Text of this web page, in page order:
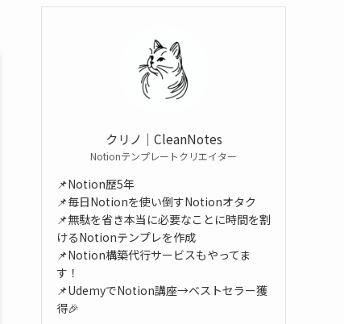
クリノ｜CleanNotes
Notionテンプレートクリエイター
📌Notion歴5年
📌毎日Notionを使い倒すNotionオタク
📌無駄を省き本当に必要なことに時間を割
けるNotionテンプレを作成
📌Notion構築代行サービスもやってま
す！
📌UdemyでNotion講座→ベストセラー獲
得🎉